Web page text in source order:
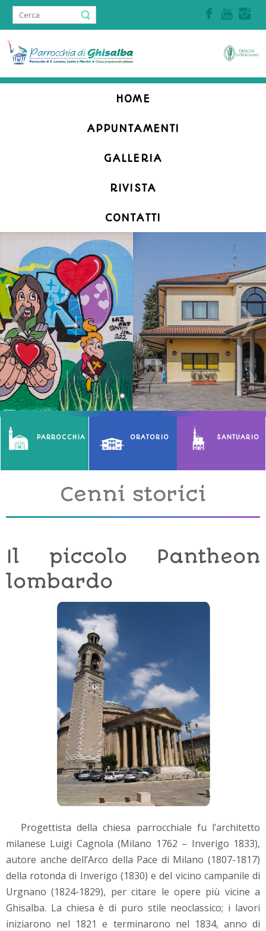
HOME
APPUNTAMENTI
GALLERIA
RIVISTA
CONTATTI
PARROCCHIA ORATORIO SANTUARIO
Cenni storici
Il piccolo Pantheon
lombardo
Progettista della chiesa parrocchiale fu l’architetto
milanese Luigi Cagnola (Milano 1762 – Inverigo 1833),
autore anche dell’Arco della Pace di Milano (1807-1817)
della rotonda di Inverigo (1830) e del vicino campanile di
Urgnano (1824-1829), per citare le opere più vicine a
Ghisalba. La chiesa è di puro stile neoclassico; i lavori
iniziarono nel 1821 e terminarono nel 1834, anno di